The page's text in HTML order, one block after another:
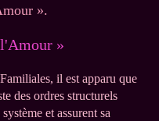
».
»
il est apparu que
des ordres structurels
et assurent sa